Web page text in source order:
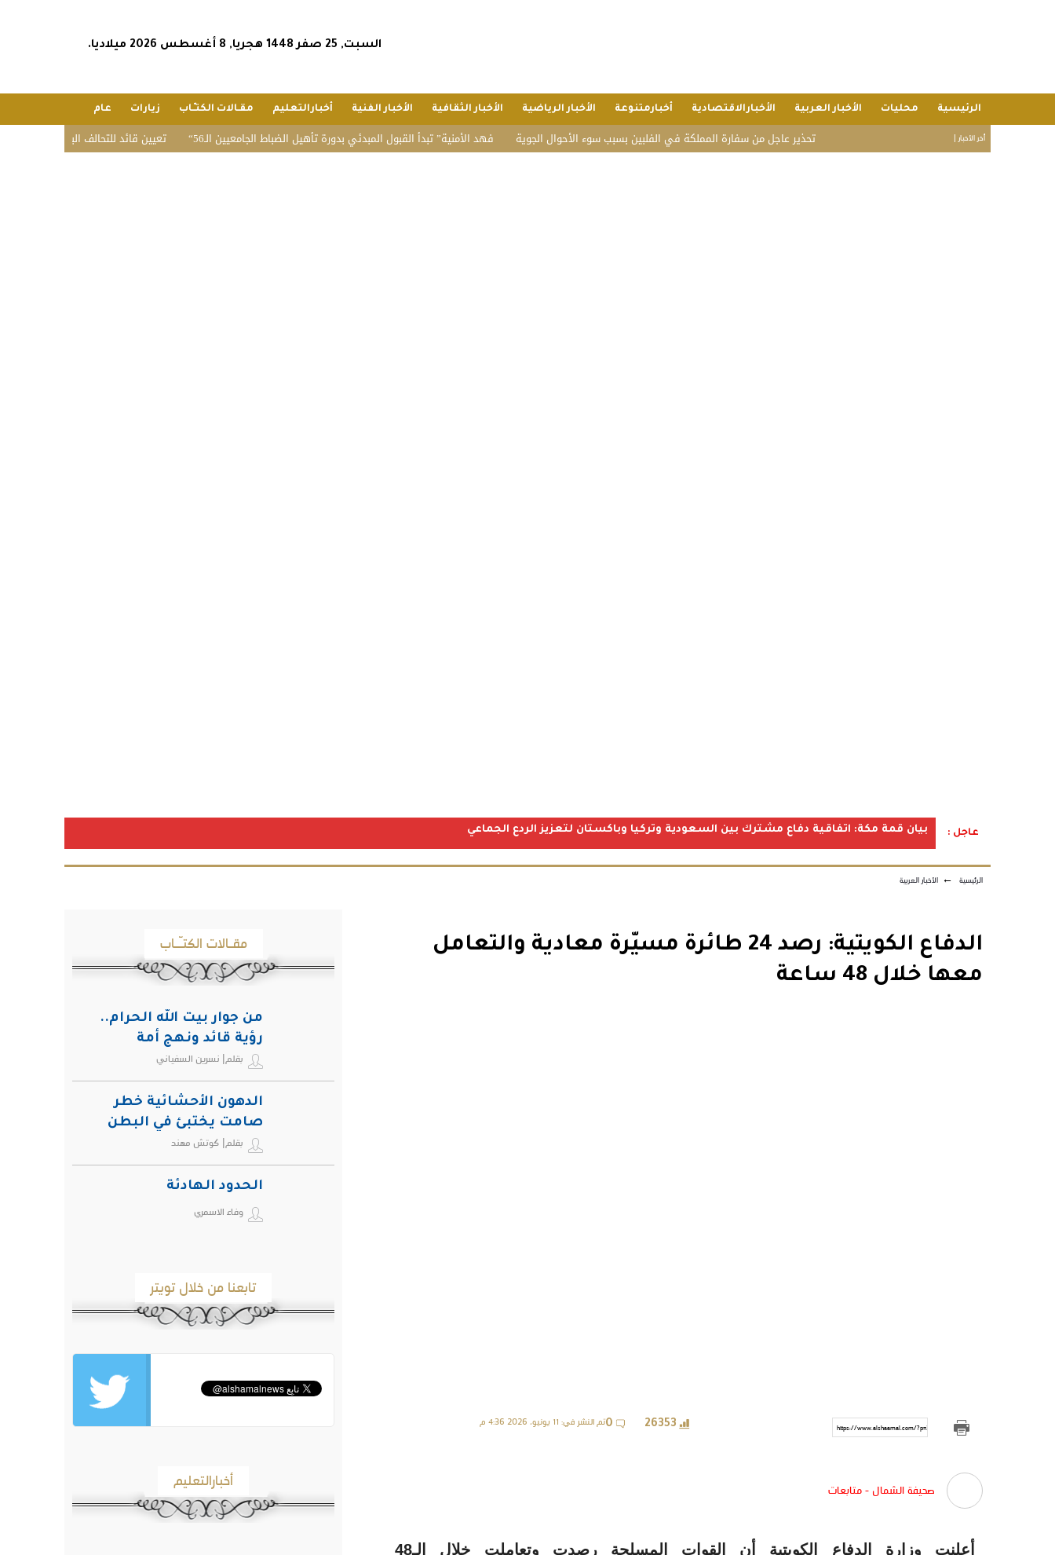
السبت, 25 صفر 1448 هجريا, 8 أغسطس 2026 ميلاديا.
الرئيسية محليات الأخبار العربية الأخبارالاقتصادية أخبارمتنوعة الأخبار الرياضية الأخبار الثقافية الأخبار الفنية أخبارالتعليم مقـالات الكتـّـاب زيارات عام
أخر الأخبار | تعيين قائد للتحالف البحري الدفاعي متعدد “فهد الأمنية” تبدأ القبول المبدئي بدورة تأهيل الضباط الجامعيين الـ56 تحذير عاجل من سفارة المملكة في الفلبين بسبب سوء الأحوال الجوية
عاجل : بيان قمة مكة: اتفاقية دفاع مشترك بين السعودية وتركيا وباكستان لتعزيز الردع الجماعي
الرئيسية ← الأخبار العربية
الدفاع الكويتية: رصد 24 طائرة مسيّرة معادية والتعامل
معها خلال 48 ساعة
https://www.alshaamal.com/?p=314035
تم النشر في: 11 يونيو، 2026 4:36 م 26353
0
صحيفة الشمال - متابعات
أعلنت وزارة الدفاع الكويتية أن القوات المسلحة رصدت وتعاملت خلال الـ48
مقـالات الكتـّـاب
من جوار بيت الله الحرام..
رؤية قائد ونهج أمة
بقلم| نسرين السفياني
الدهون الأحشائية خطر
صامت يختبئ في البطن
ويهدد صحة الإنسان
بقلم| كوتش مهند
الحدود الهادئة
وفاء الاسمري
تابعنا من خلال تويتر
أخبارالتعليم